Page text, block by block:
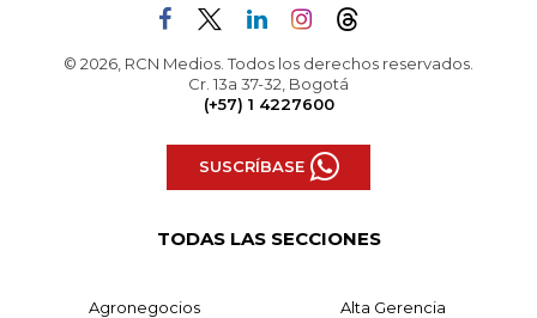
© 2026, RCN Medios. Todos los derechos reservados.
Cr. 13a 37-32, Bogotá
(+57) 1 4227600
SUSCRÍBASE
TODAS LAS SECCIONES
Agronegocios Alta Gerencia